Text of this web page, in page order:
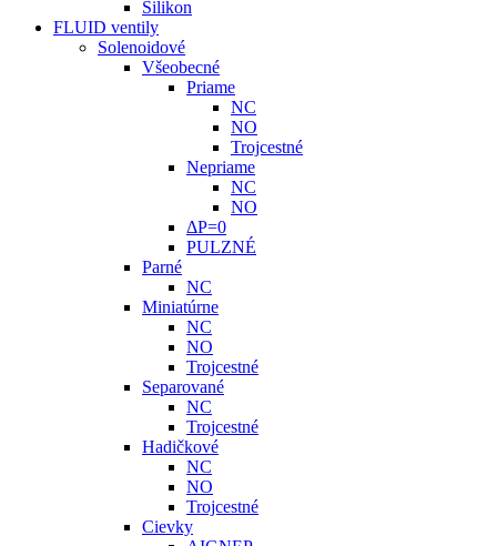
Silikon
FLUID ventily
Solenoidové
Všeobecné
Priame
NC
NO
Trojcestné
Nepriame
NC
NO
ΔP=0
PULZNÉ
Parné
NC
Miniatúrne
NC
NO
Trojcestné
Separované
NC
Trojcestné
Hadičkové
NC
NO
Trojcestné
Cievky